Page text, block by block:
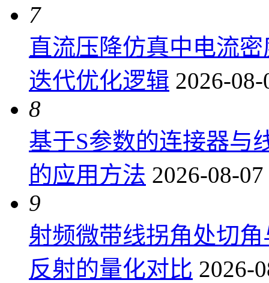
7
直流压降仿真中电流
迭代优化逻辑 2026-
8
基于S参数的连接器与
的应用方法 2026-08-
9
射频微带线拐角处切
反射的量化对比 2026-